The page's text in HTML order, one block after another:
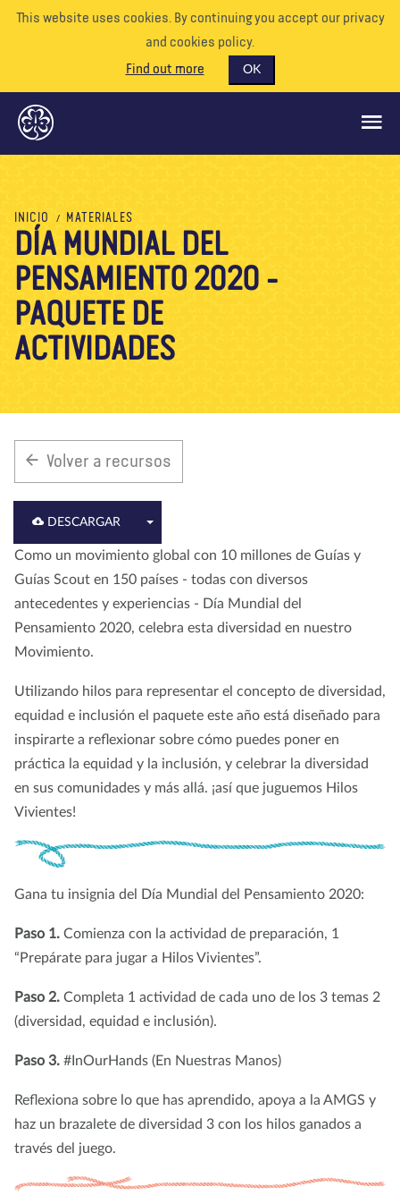
This website uses cookies. By continuing you accept our privacy
and cookies policy.
Find out more
OK
QUÉ HACEMOS
APÓYENOS
VOLUNTARIO
EVENTOS
NUESTRO MUNDO
INICIO MATERIALES
DÍA MUNDIAL DEL
PENSAMIENTO 2020 -
PAQUETE DE
ACTIVIDADES
Volver a recursos
DESCARGAR
Como un movimiento global con 10 millones de Guías y
Guías Scout en 150 países - todas con diversos
antecedentes y experiencias - Día Mundial del
Pensamiento 2020, celebra esta diversidad en nuestro
Movimiento.
Utilizando hilos para representar el concepto de diversidad,
equidad e inclusión el paquete este año está diseñado para
inspirarte a reflexionar sobre cómo puedes poner en
práctica la equidad y la inclusión, y celebrar la diversidad
en sus comunidades y más allá. ¡así que juguemos Hilos
Vivientes!
Gana tu insignia del Día Mundial del Pensamiento 2020:
Paso 1. Comienza con la actividad de preparación, 1
“Prepárate para jugar a Hilos Vivientes”.
Paso 2. Completa 1 actividad de cada uno de los 3 temas 2
(diversidad, equidad e inclusión).
Paso 3. #InOurHands (En Nuestras Manos)
Reflexiona sobre lo que has aprendido, apoya a la AMGS y
haz un brazalete de diversidad 3 con los hilos ganados a
través del juego.